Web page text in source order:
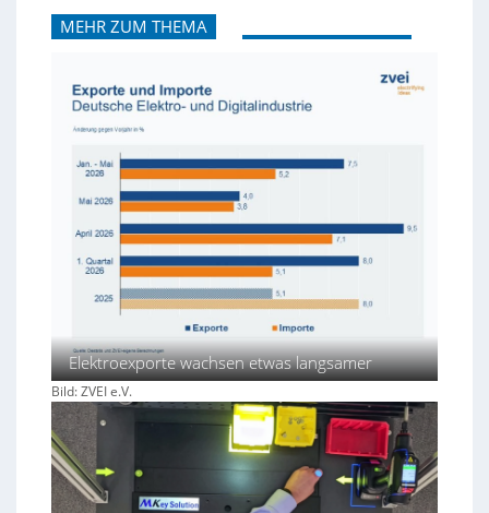
MEHR ZUM THEMA
Elektroexporte wachsen etwas langsamer
Bild: ZVEI e.V.